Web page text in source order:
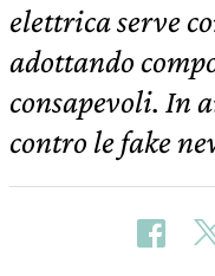
elettrica serve
adottando
consapevoli. In
contro le fake